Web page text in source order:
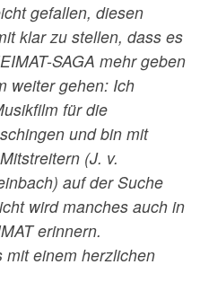
gefallen, diesen
klar zu stellen, dass es
SAGA mehr geben
weiter gehen: Ich
für die
und bin mit
(J. v.
auf der Suche
wird manches auch in
erinnern.
mit einem herzlichen